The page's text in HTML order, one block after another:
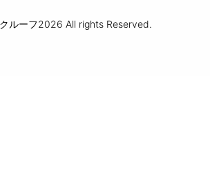
ルーフ2026 All rights Reserved.